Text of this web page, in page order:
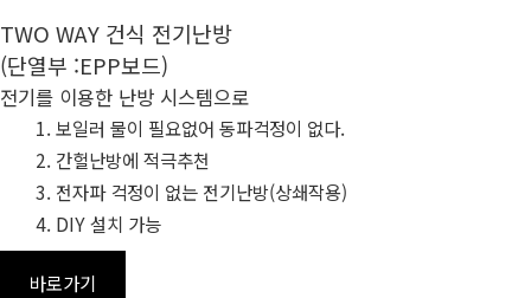
TWO WAY 건식 전기난방
(단열부 :EPP보드)
전기를 이용한 난방 시스템으로
보일러 물이 필요없어 동파걱정이 없다.
간헐난방에 적극추천
전자파 걱정이 없는 전기난방(상쇄작용)
DIY 설치 가능
바로가기